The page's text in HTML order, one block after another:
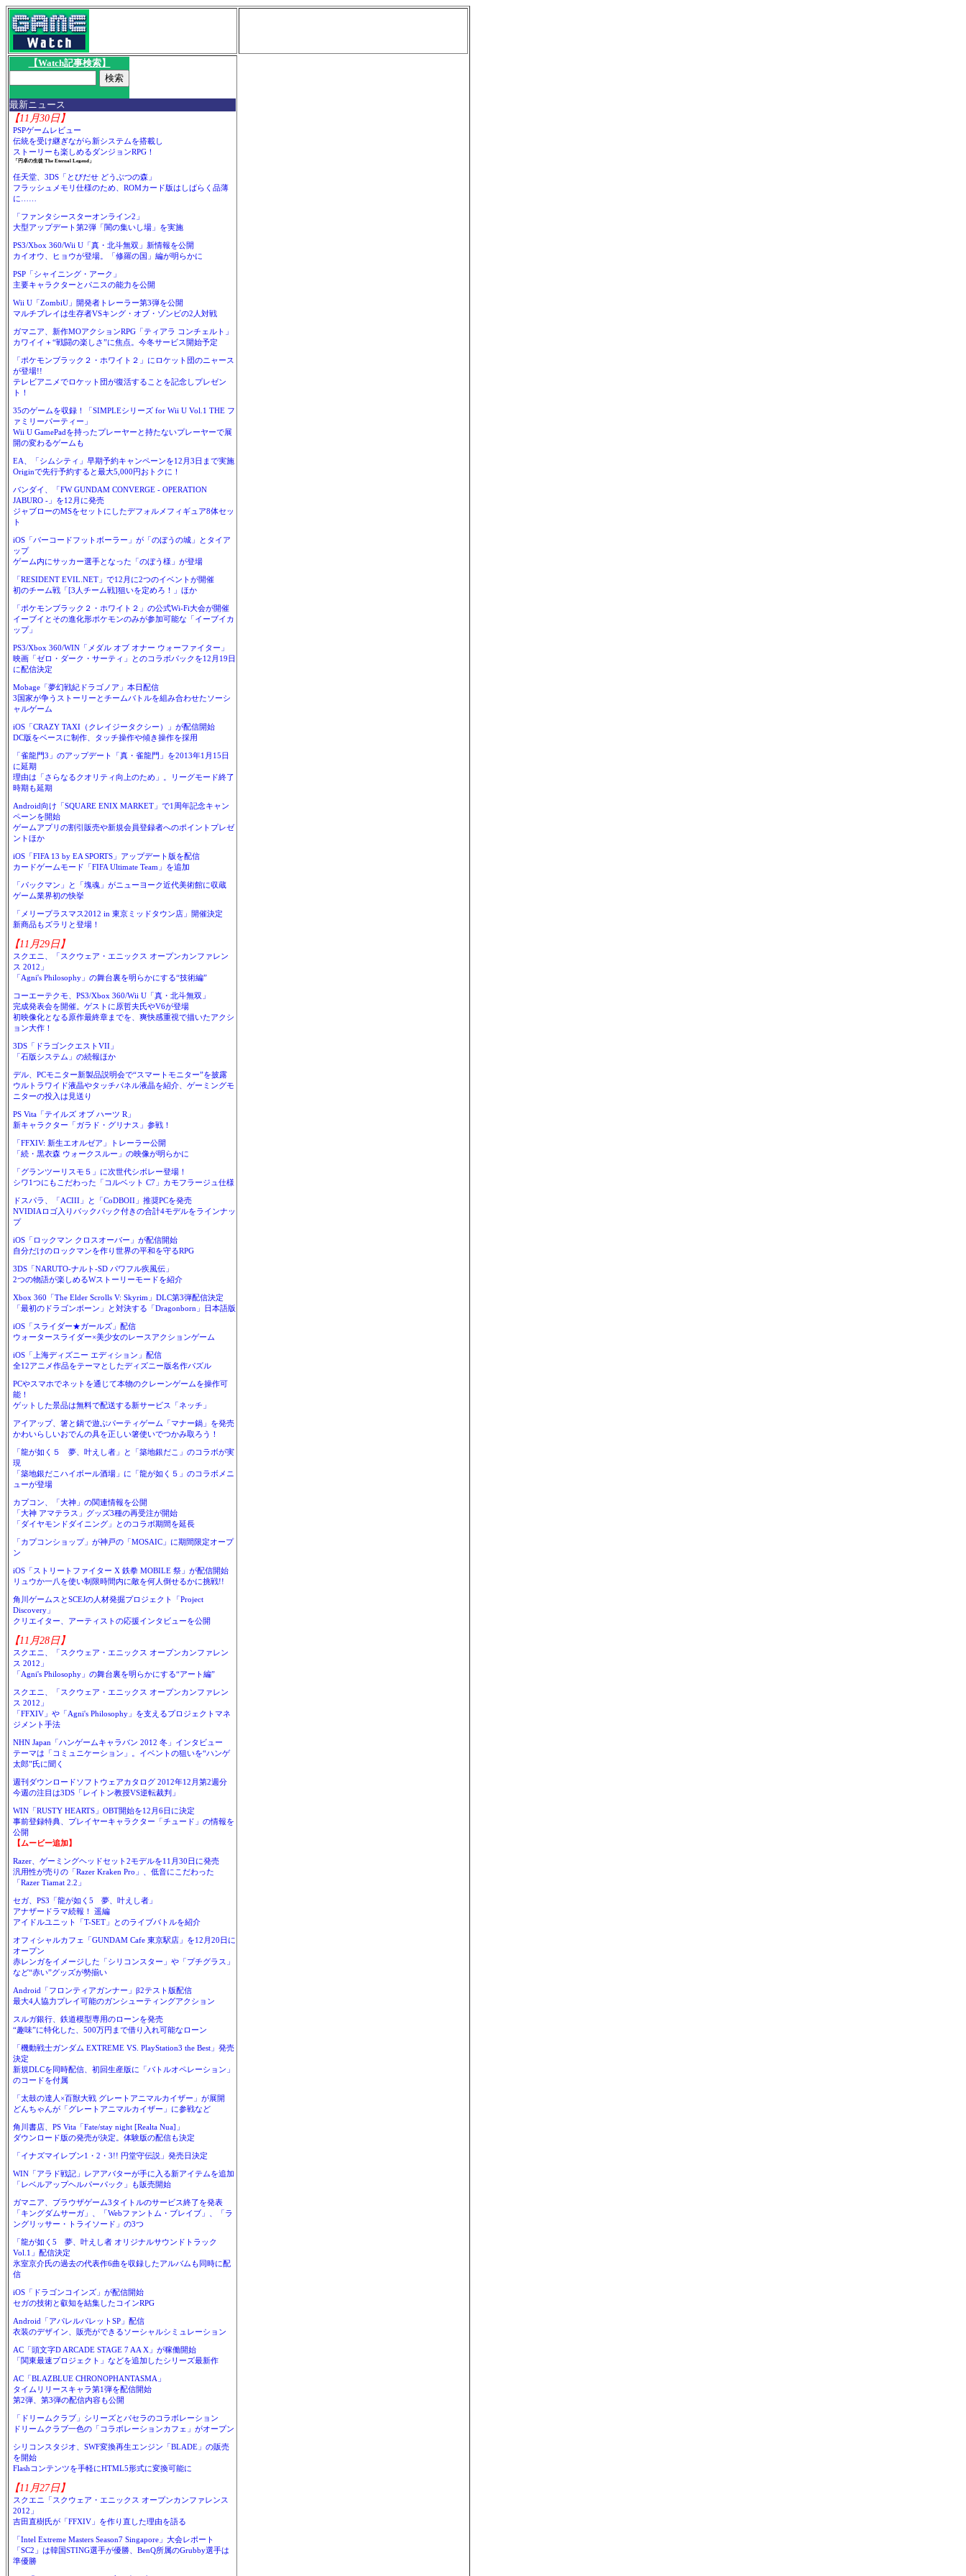
【Watch記事検索】
最新ニュース
【11月30日】
PSPゲームレビュー
伝統を受け継ぎながら新システムを搭載し
ストーリーも楽しめるダンジョンRPG！
「円卓の生徒 The Eternal Legend」
任天堂、3DS「とびだせ どうぶつの森」
フラッシュメモリ仕様のため、ROMカード版はしばらく品薄
に……
「ファンタシースターオンライン2」
大型アップデート第2弾「闇の集いし場」を実施
PS3/Xbox 360/Wii U「真・北斗無双」新情報を公開
カイオウ、ヒョウが登場。「修羅の国」編が明らかに
PSP「シャイニング・アーク」
主要キャラクターとパニスの能力を公開
Wii U「ZombiU」開発者トレーラー第3弾を公開
マルチプレイは生存者VSキング・オブ・ゾンビの2人対戦
ガマニア、新作MOアクションRPG「ティアラ コンチェルト」
カワイイ＋“戦闘の楽しさ”に焦点。今冬サービス開始予定
「ポケモンブラック２・ホワイト２」にロケット団のニャース
が登場!!
テレビアニメでロケット団が復活することを記念しプレゼン
ト！
35のゲームを収録！「SIMPLEシリーズ for Wii U Vol.1 THE フ
ァミリーパーティー」
Wii U GamePadを持ったプレーヤーと持たないプレーヤーで展
開の変わるゲームも
EA、「シムシティ」早期予約キャンペーンを12月3日まで実施
Originで先行予約すると最大5,000円おトクに！
バンダイ、「FW GUNDAM CONVERGE - OPERATION
JABURO -」を12月に発売
ジャブローのMSをセットにしたデフォルメフィギュア8体セッ
ト
iOS「バーコードフットボーラー」が「のぼうの城」とタイア
ップ
ゲーム内にサッカー選手となった「のぼう様」が登場
「RESIDENT EVIL.NET」で12月に2つのイベントが開催
初のチーム戦「[3人チーム戦]狙いを定めろ！」ほか
「ポケモンブラック２・ホワイト２」の公式Wi-Fi大会が開催
イーブイとその進化形ポケモンのみが参加可能な「イーブイカ
ップ」
PS3/Xbox 360/WIN「メダル オブ オナー ウォーファイター」
映画「ゼロ・ダーク・サーティ」とのコラボパックを12月19日
に配信決定
Mobage「夢幻戦紀ドラゴノア」本日配信
3国家が争うストーリーとチームバトルを組み合わせたソーシ
ャルゲーム
iOS「CRAZY TAXI（クレイジータクシー）」が配信開始
DC版をベースに制作、タッチ操作や傾き操作を採用
「雀龍門3」のアップデート「真・雀龍門」を2013年1月15日
に延期
理由は「さらなるクオリティ向上のため」。リーグモード終了
時期も延期
Android向け「SQUARE ENIX MARKET」で1周年記念キャン
ペーンを開始
ゲームアプリの割引販売や新規会員登録者へのポイントプレゼ
ントほか
iOS「FIFA 13 by EA SPORTS」アップデート版を配信
カードゲームモード「FIFA Ultimate Team」を追加
「パックマン」と「塊魂」がニューヨーク近代美術館に収蔵
ゲーム業界初の快挙
「メリープラスマス2012 in 東京ミッドタウン店」開催決定
新商品もズラリと登場！
【11月29日】
スクエニ、「スクウェア・エニックス オープンカンファレン
ス 2012」
「Agni's Philosophy」の舞台裏を明らかにする“技術編”
コーエーテクモ、PS3/Xbox 360/Wii U「真・北斗無双」
完成発表会を開催。ゲストに原哲夫氏やV6が登場
初映像化となる原作最終章までを、爽快感重視で描いたアクシ
ョン大作！
3DS「ドラゴンクエストVII」
「石版システム」の続報ほか
デル、PCモニター新製品説明会で“スマートモニター”を披露
ウルトラワイド液晶やタッチパネル液晶を紹介、ゲーミングモ
ニターの投入は見送り
PS Vita「テイルズ オブ ハーツ R」
新キャラクター「ガラド・グリナス」参戦！
「FFXIV: 新生エオルゼア」トレーラー公開
「続・黒衣森 ウォークスルー」の映像が明らかに
「グランツーリスモ５」に次世代シボレー登場！
シワ1つにもこだわった「コルベット C7」カモフラージュ仕様
ドスパラ、「ACIII」と「CoDBOII」推奨PCを発売
NVIDIAロゴ入りバックパック付きの合計4モデルをラインナッ
プ
iOS「ロックマン クロスオーバー」が配信開始
自分だけのロックマンを作り世界の平和を守るRPG
3DS「NARUTO-ナルト-SD パワフル疾風伝」
2つの物語が楽しめるWストーリーモードを紹介
Xbox 360「The Elder Scrolls V: Skyrim」DLC第3弾配信決定
「最初のドラゴンボーン」と対決する「Dragonborn」日本語版
iOS「スライダー★ガールズ」配信
ウォータースライダー×美少女のレースアクションゲーム
iOS「上海ディズニー エディション」配信
全12アニメ作品をテーマとしたディズニー版名作パズル
PCやスマホでネットを通じて本物のクレーンゲームを操作可
能！
ゲットした景品は無料で配送する新サービス「ネッチ」
アイアップ、箸と鍋で遊ぶパーティゲーム「マナー鍋」を発売
かわいらしいおでんの具を正しい箸使いでつかみ取ろう！
「龍が如く５ 夢、叶えし者」と「築地銀だこ」のコラボが実
現
「築地銀だこハイボール酒場」に「龍が如く５」のコラボメニ
ューが登場
カプコン、「大神」の関連情報を公開
「大神 アマテラス」グッズ3種の再受注が開始
「ダイヤモンドダイニング」とのコラボ期間を延長
「カプコンショップ」が神戸の「MOSAIC」に期間限定オープ
ン
iOS「ストリートファイター X 鉄拳 MOBILE 祭」が配信開始
リュウか一八を使い制限時間内に敵を何人倒せるかに挑戦!!
角川ゲームスとSCEJの人材発掘プロジェクト「Project
Discovery」
クリエイター、アーティストの応援インタビューを公開
【11月28日】
スクエニ、「スクウェア・エニックス オープンカンファレン
ス 2012」
「Agni's Philosophy」の舞台裏を明らかにする“アート編”
スクエニ、「スクウェア・エニックス オープンカンファレン
ス 2012」
「FFXIV」や「Agni's Philosophy」を支えるプロジェクトマネ
ジメント手法
NHN Japan「ハンゲームキャラバン 2012 冬」インタビュー
テーマは「コミュニケーション」。イベントの狙いを“ハンゲ
太郎”氏に聞く
週刊ダウンロードソフトウェアカタログ 2012年12月第2週分
今週の注目は3DS「レイトン教授VS逆転裁判」
WIN「RUSTY HEARTS」OBT開始を12月6日に決定
事前登録特典、プレイヤーキャラクター「チュード」の情報を
公開
【ムービー追加】
Razer、ゲーミングヘッドセット2モデルを11月30日に発売
汎用性が売りの「Razer Kraken Pro」、低音にこだわった
「Razer Tiamat 2.2」
セガ、PS3「龍が如く5 夢、叶えし者」
アナザードラマ続報！ 遥編
アイドルユニット「T-SET」とのライブバトルを紹介
オフィシャルカフェ「GUNDAM Cafe 東京駅店」を12月20日に
オープン
赤レンガをイメージした「シリコンスター」や「プチグラス」
など“赤い”グッズが勢揃い
Android「フロンティアガンナー」β2テスト版配信
最大4人協力プレイ可能のガンシューティングアクション
スルガ銀行、鉄道模型専用のローンを発売
“趣味”に特化した、500万円まで借り入れ可能なローン
「機動戦士ガンダム EXTREME VS. PlayStation3 the Best」発売
決定
新規DLCを同時配信、初回生産版に「バトルオペレーション」
のコードを付属
「太鼓の達人×百獣大戦 グレートアニマルカイザー」が展開
どんちゃんが「グレートアニマルカイザー」に参戦など
角川書店、PS Vita「Fate/stay night [Realta Nua]」
ダウンロード版の発売が決定。体験版の配信も決定
「イナズマイレブン1・2・3!! 円堂守伝説」発売日決定
WIN「アラド戦記」レアアバターが手に入る新アイテムを追加
「レベルアップヘルパーパック」も販売開始
ガマニア、ブラウザゲーム3タイトルのサービス終了を発表
「キングダムサーガ」、「Webファントム・ブレイブ」、「ラ
ングリッサー・トライソード」の3つ
「龍が如く5 夢、叶えし者 オリジナルサウンドトラック
Vol.1」配信決定
氷室京介氏の過去の代表作6曲を収録したアルバムも同時に配
信
iOS「ドラゴンコインズ」が配信開始
セガの技術と叡知を結集したコインRPG
Android「アパレルパレットSP」配信
衣装のデザイン、販売ができるソーシャルシミュレーション
AC「頭文字D ARCADE STAGE 7 AA X」が稼働開始
「関東最速プロジェクト」などを追加したシリーズ最新作
AC「BLAZBLUE CHRONOPHANTASMA」
タイムリリースキャラ第1弾を配信開始
第2弾、第3弾の配信内容も公開
「ドリームクラブ」シリーズとパセラのコラボレーション
ドリームクラブ一色の「コラボレーションカフェ」がオープン
シリコンスタジオ、SWF変換再生エンジン「BLADE」の販売
を開始
Flashコンテンツを手軽にHTML5形式に変換可能に
【11月27日】
スクエニ「スクウェア・エニックス オープンカンファレンス
2012」
吉田直樹氏が「FFXIV」を作り直した理由を語る
「Intel Extreme Masters Season7 Singapore」大会レポート
「SC2」は韓国STING選手が優勝、BenQ所属のGrubby選手は
準優勝